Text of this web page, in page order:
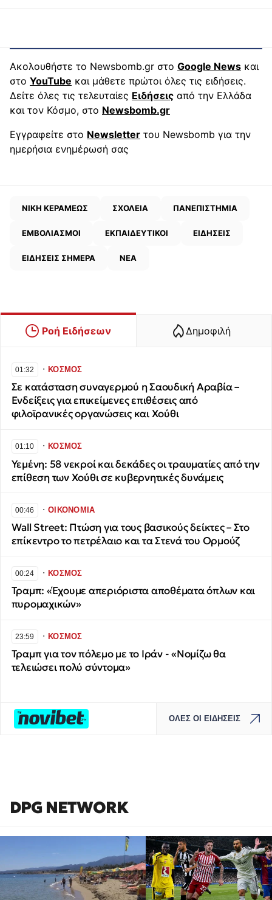
Ακολουθήστε το Newsbomb.gr στο Google News και
στο YouTube και μάθετε πρώτοι όλες τις ειδήσεις.
Δείτε όλες τις τελευταίες Ειδήσεις από την Ελλάδα
και τον Κόσμο, στο Newsbomb.gr
Εγγραφείτε στο Newsletter του Newsbomb για την
ημερήσια ενημέρωσή σας
ΝΙΚΗ ΚΕΡΑΜΕΩΣ ΣΧΟΛΕΙΑ ΠΑΝΕΠΙΣΤΗΜΙΑ
ΕΜΒΟΛΙΑΣΜΟΙ ΕΚΠΑΙΔΕΥΤΙΚΟΙ ΕΙΔΗΣΕΙΣ
ΕΙΔΗΣΕΙΣ ΣΗΜΕΡΑ ΝΕΑ
Ροή Ειδήσεων Δημοφιλή
01:32 ∙ΚΟΣΜΟΣ
Σε κατάσταση συναγερμού η Σαουδική Αραβία –
Ενδείξεις για επικείμενες επιθέσεις από
φιλοϊρανικές οργανώσεις και Χούθι
01:10 ∙ΚΟΣΜΟΣ
Υεμένη: 58 νεκροί και δεκάδες οι τραυματίες από την
επίθεση των Χούθι σε κυβερνητικές δυνάμεις
00:46 ∙ΟΙΚΟΝΟΜΙΑ
Wall Street: Πτώση για τους βασικούς δείκτες – Στο
επίκεντρο το πετρέλαιο και τα Στενά του Ορμούζ
00:24 ∙ΚΟΣΜΟΣ
Τραμπ: «Έχουμε απεριόριστα αποθέματα όπλων και
πυρομαχικών»
23:59 ∙ΚΟΣΜΟΣ
Τραμπ για τον πόλεμο με το Ιράν - «Νομίζω θα
τελειώσει πολύ σύντομα»
ΟΛΕΣ ΟΙ ΕΙΔΗΣΕΙΣ
DPG NETWORK